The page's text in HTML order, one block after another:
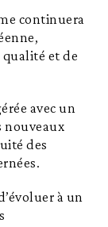
continuera
et de
avec un
nouveaux
des
à un